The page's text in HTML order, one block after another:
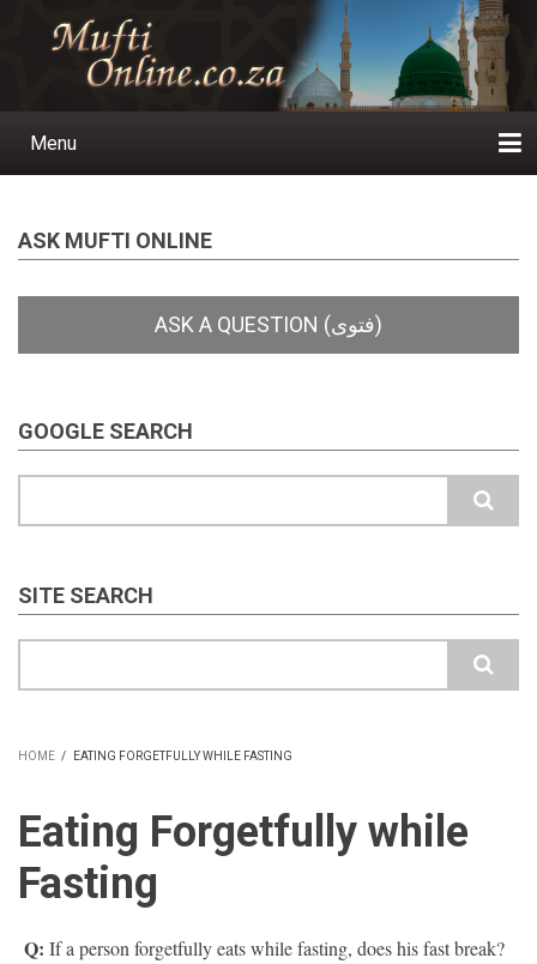
Main
Menu
ASK MUFTI ONLINE
GOOGLE SEARCH
SITE SEARCH
HOME / EATING FORGETFULLY WHILE FASTING
Eating Forgetfully while
Fasting
Q: If a person forgetfully eats while fasting, does his fast break?